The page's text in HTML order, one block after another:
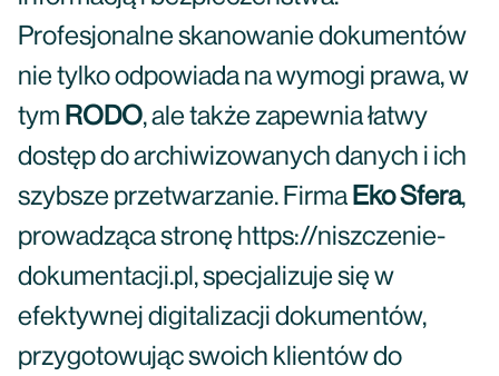
Profesjonalne skanowanie dokumentów
nie tylko odpowiada na wymogi prawa, w
tym RODO, ale także zapewnia łatwy
dostęp do archiwizowanych danych i ich
szybsze przetwarzanie. Firma Eko Sfera,
prowadząca stronę https://niszczenie-
dokumentacji.pl, specjalizuje się w
efektywnej digitalizacji dokumentów,
przygotowując swoich klientów do